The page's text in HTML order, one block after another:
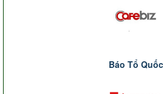
Báo Tổ Quốc